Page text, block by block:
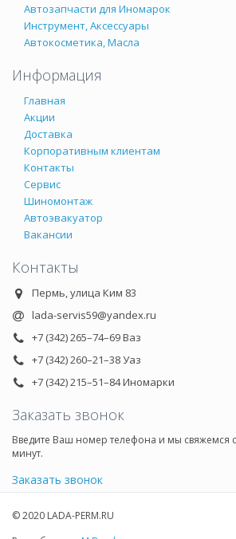
Автозапчасти для Иномарок
Инструмент, Аксессуары
Автокосметика, Масла
Информация
Главная
Акции
Доставка
Корпоративным клиентам
Контакты
Сервис
Шиномонтаж
Автоэвакуатор
Вакансии
Контакты
Пермь, улица Ким 83
lada-servis59@yandex.ru
+7 (342) 265–74–69 Ваз
+7 (342) 260–21–38 Уаз
+7 (342) 215–51–84 Иномарки
Заказать звонок
Введите Ваш номер телефона и мы свяжемся
минут.
Заказать звонок
© 2020 LADA-PERM.RU